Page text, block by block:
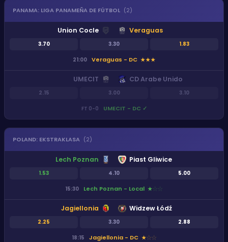
PANAMA: LIGA PANAMEÑA DE FÚTBOL (2)
Union Cocle
3.70 3.30 1.83
Veraguas
21:00 Veraguas - DC ★★★
UMECIT
2.15 3.00 3.10
CD Arabe Unido
FT 0-0 UMECIT - DC ✓
POLAND: EKSTRAKLASA (2)
Lech Poznan
1.53 4.10 5.00
Piast Gliwice
15:30 Lech Poznan - Local ★★★
Jagiellonia
2.25 3.30 2.88
Widzew Łódź
18:15 Jagiellonia - DC ★★★